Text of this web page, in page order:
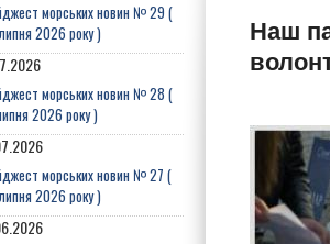
морських новин № 29 (
2026 року )
морських новин № 28 (
2026 року )
морських новин № 27 (
2026 року )
Наш